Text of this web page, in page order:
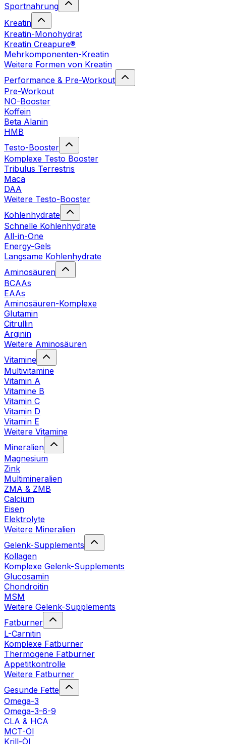
Sportnahrung
Kreatin
Kreatin-Monohydrat
Kreatin Creapure®
Mehrkomponenten-Kreatin
Weitere Formen von Kreatin
Performance & Pre-Workout
Pre-Workout
NO-Booster
Koffein
Beta Alanin
HMB
Testo-Booster
Komplexe Testo Booster
Tribulus Terrestris
Maca
DAA
Weitere Testo-Booster
Kohlenhydrate
Schnelle Kohlenhydrate
All-in-One
Energy-Gels
Langsame Kohlenhydrate
Aminosäuren
BCAAs
EAAs
Aminosäuren-Komplexe
Glutamin
Citrullin
Arginin
Weitere Aminosäuren
Vitamine
Multivitamine
Vitamin A
Vitamine B
Vitamin C
Vitamin D
Vitamin E
Weitere Vitamine
Mineralien
Magnesium
Zink
Multimineralien
ZMA & ZMB
Calcium
Eisen
Elektrolyte
Weitere Mineralien
Gelenk-Supplements
Kollagen
Komplexe Gelenk-Supplements
Glucosamin
Chondroitin
MSM
Weitere Gelenk-Supplements
Fatburner
L-Carnitin
Komplexe Fatburner
Thermogene Fatburner
Appetitkontrolle
Weitere Fatburner
Gesunde Fette
Omega-3
Omega-3-6-9
CLA & HCA
MCT-Öl
Krill-Öl